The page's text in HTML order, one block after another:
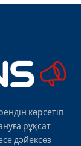
көрсетіп,
рұқсат
дәйексөз